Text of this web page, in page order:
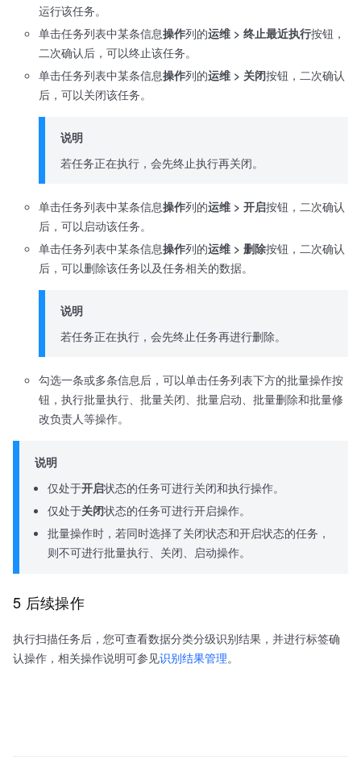
运行该任务。
单击任务列表中某条信息操作列的运维 > 终止最近执行按钮，
二次确认后，可以终止该任务。
单击任务列表中某条信息操作列的运维 > 关闭按钮，二次确认
后，可以关闭该任务。
说明
若任务正在执行，会先终止执行再关闭。
单击任务列表中某条信息操作列的运维 > 开启按钮，二次确认
后，可以启动该任务。
单击任务列表中某条信息操作列的运维 > 删除按钮，二次确认
后，可以删除该任务以及任务相关的数据。
说明
若任务正在执行，会先终止任务再进行删除。
勾选一条或多条信息后，可以单击任务列表下方的批量操作按
钮，执行批量执行、批量关闭、批量启动、批量删除和批量修
改负责人等操作。
说明
仅处于开启状态的任务可进行关闭和执行操作。
仅处于关闭状态的任务可进行开启操作。
批量操作时，若同时选择了关闭状态和开启状态的任务，
则不可进行批量执行、关闭、启动操作。
5 后续操作
执行扫描任务后，您可查看数据分类分级识别结果，并进行标签确
认操作，相关操作说明可参见识别结果管理。